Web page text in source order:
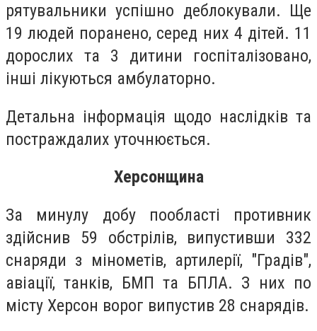
рятувальники успішно деблокували. Ще
19 людей поранено, серед них 4 дітей. 11
дорослих та 3 дитини госпіталізовано,
інші лікуються амбулаторно.
Детальна інформація щодо наслідків та
постраждалих уточнюється.
Херсонщина
За минулу добу пообласті противник
здійснив 59 обстрілів, випустивши 332
снаряди з мінометів, артилерії, "Градів",
авіації, танків, БМП та БПЛА. З них по
місту Херсон ворог випустив 28 снарядів.